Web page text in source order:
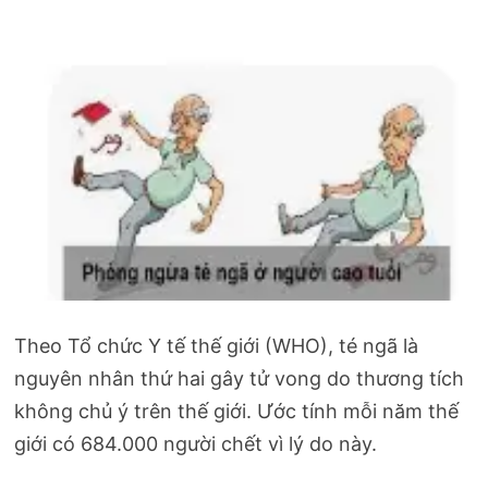
Theo Tổ chức Y tế thế giới (WHO), té ngã là
nguyên nhân thứ hai gây tử vong do thương tích
không chủ ý trên thế giới. Ước tính mỗi năm thế
giới có 684.000 người chết vì lý do này.